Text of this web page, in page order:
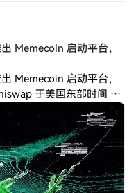
Memecoin 启动平台，
Memecoin 启动平台，
于美国东部时间 8